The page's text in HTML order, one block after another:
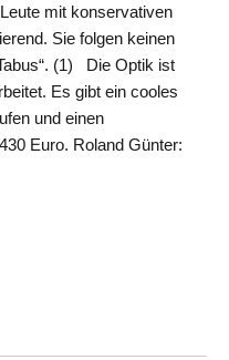
mit konservativen
Sie folgen keinen
(1) Die Optik ist
Es gibt ein cooles
und einen
Euro. Roland Günter: